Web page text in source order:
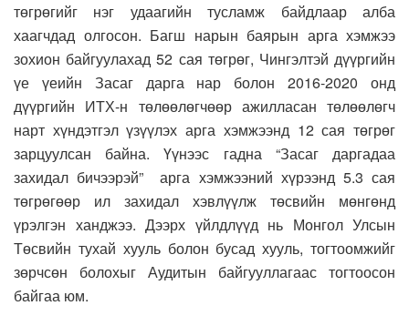
төгрөгийг нэг удаагийн тусламж байдлаар алба
хаагчдад олгосон. Багш нарын баярын арга хэмжээ
зохион байгуулахад 52 сая төгрөг, Чингэлтэй дүүргийн
үе үеийн Засаг дарга нар болон 2016-2020 онд
дүүргийн ИТХ-н төлөөлөгчөөр ажилласан төлөөлөгч
нарт хүндэтгэл үзүүлэх арга хэмжээнд 12 сая төгрөг
зарцуулсан байна. Үүнээс гадна “Засаг даргадаа
захидал бичээрэй” арга хэмжээний хүрээнд 5.3 сая
төгрөгөөр ил захидал хэвлүүлж төсвийн мөнгөнд
үрэлгэн ханджээ. Дээрх үйлдлүүд нь Монгол Улсын
Төсвийн тухай хууль болон бусад хууль, тогтоомжийг
зөрчсөн болохыг Аудитын байгууллагаас тогтоосон
байгаа юм.